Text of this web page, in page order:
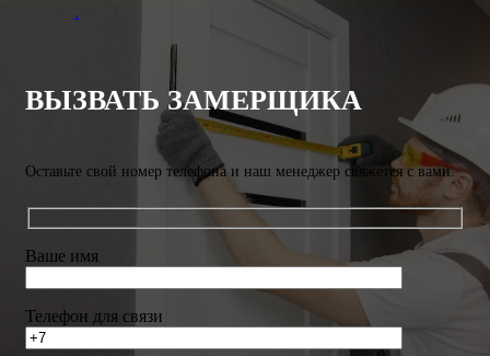
.
ВЫЗВАТЬ ЗАМЕРЩИКА
Оставьте свой номер телефона и наш менеджер свяжется с вами.
Ваше имя
Телефон для связи